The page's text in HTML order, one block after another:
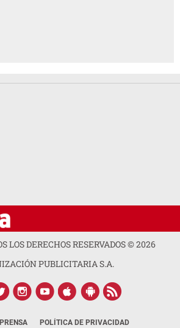
LOS DERECHOS RESERVADOS ©2026
PUBLICITARIA S.A.
POLÍTICA DE PRIVACIDAD